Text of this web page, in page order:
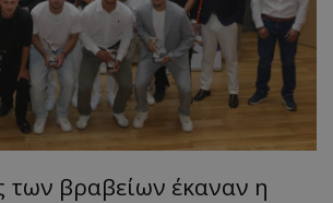
των βραβείων έκαναν η